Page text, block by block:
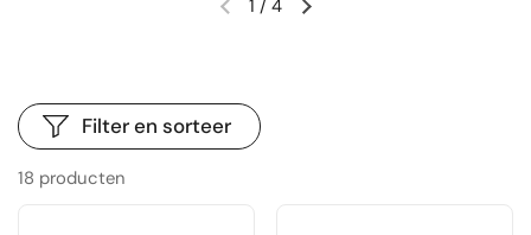
Vorige diaVolgende dia
1 / 4
18 producten
Filter en sorteer